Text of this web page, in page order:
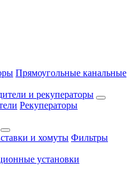
Прямоугольные канальные
и рекуператоры
Рекуператоры
и хомуты Фильтры
установки